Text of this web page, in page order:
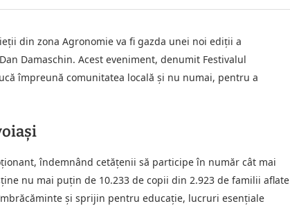
din zona Agronomie va fi gazda unei noi ediții a
Damaschin. Acest eveniment, denumit Festivalul
împreună comunitatea locală și nu numai, pentru a
îndemnând cetățenii să participe în număr cât mai
nu mai puțin de 10.233 de copii din 2.923 de familii aflate
și sprijin pentru educație, lucruri esențiale